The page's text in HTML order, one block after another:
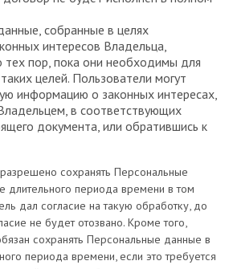
собранные в целях
интересов Владельца,
тех пор, пока они необходимы для
целей. Пользователи могут
информацию о законных интересах,
в соответствующих
документа, или обратившись к
сохранять Персональные
длительного периода времени в том
дал согласие на такую обработку, до
не будет отозвано. Кроме того,
сохранять Персональные данные в
периода времени, если это требуется